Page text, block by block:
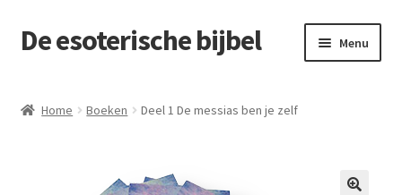
De esoterische bijbel Menu
Home Boeken Deel 1 De messias ben je zelf